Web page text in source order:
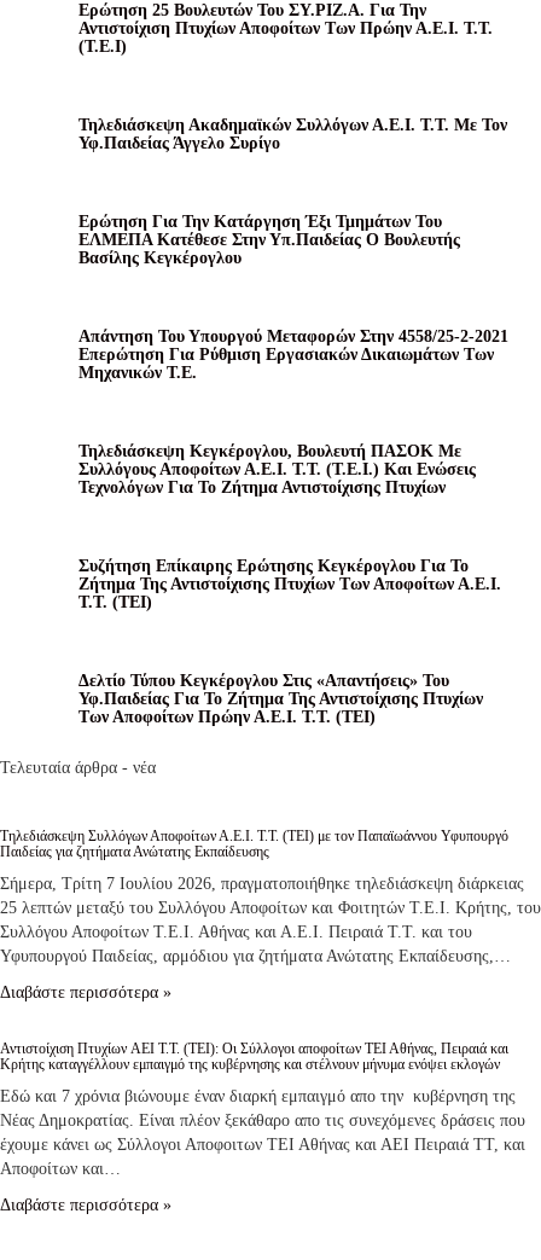
Ερώτηση 25 Βουλευτών Του ΣΥ.ΡΙΖ.Α. Για Την
Αντιστοίχιση Πτυχίων Αποφοίτων Των Πρώην Α.Ε.Ι. Τ.Τ.
(Τ.Ε.Ι)
Τηλεδιάσκεψη Ακαδημαϊκών Συλλόγων Α.Ε.Ι. Τ.Τ. Με Τον
Υφ.Παιδείας Άγγελο Συρίγο
Ερώτηση Για Την Κατάργηση Έξι Τμημάτων Του
ΕΛΜΕΠΑ Κατέθεσε Στην Υπ.Παιδείας Ο Βουλευτής
Βασίλης Κεγκέρογλου
Απάντηση Του Υπουργού Μεταφορών Στην 4558/25-2-2021
Επερώτηση Για Ρύθμιση Εργασιακών Δικαιωμάτων Των
Μηχανικών Τ.Ε.
Τηλεδιάσκεψη Κεγκέρογλου, Βουλευτή ΠΑΣΟΚ Με
Συλλόγους Αποφοίτων Α.Ε.Ι. Τ.Τ. (Τ.Ε.Ι.) Και Ενώσεις
Τεχνολόγων Για Το Ζήτημα Αντιστοίχισης Πτυχίων
Συζήτηση Επίκαιρης Ερώτησης Κεγκέρογλου Για Το
Ζήτημα Της Αντιστοίχισης Πτυχίων Των Αποφοίτων Α.Ε.Ι.
Τ.Τ. (ΤΕΙ)
Δελτίο Τύπου Κεγκέρογλου Στις «απαντήσεις» Του
Υφ.Παιδείας Για Το Ζήτημα Της Αντιστοίχισης Πτυχίων
Των Αποφοίτων Πρώην Α.Ε.Ι. Τ.Τ. (ΤΕΙ)
Τελευταία άρθρα - νέα
Τηλεδιάσκεψη Συλλόγων Αποφοίτων Α.Ε.Ι. Τ.Τ. (ΤΕΙ) με τον Παπαϊωάννου Υφυπουργό
Παιδείας για ζητήματα Ανώτατης Εκπαίδευσης
Σήμερα, Τρίτη 7 Ιουλίου 2026, πραγματοποιήθηκε τηλεδιάσκεψη διάρκειας
25 λεπτών μεταξύ του Συλλόγου Αποφοίτων και Φοιτητών Τ.Ε.Ι. Κρήτης, του
Συλλόγου Αποφοίτων Τ.Ε.Ι. Αθήνας και Α.Ε.Ι. Πειραιά Τ.Τ. και του
Υφυπουργού Παιδείας, αρμόδιου για ζητήματα Ανώτατης Εκπαίδευσης,…
Διαβάστε περισσότερα »
Αντιστοίχιση Πτυχίων AEI T.T. (ΤΕΙ): Οι Σύλλογοι αποφοίτων ΤΕΙ Αθήνας, Πειραιά και
Κρήτης καταγγέλλουν εμπαιγμό της κυβέρνησης και στέλνουν μήνυμα ενόψει εκλογών
Εδώ και 7 χρόνια βιώνουμε έναν διαρκή εμπαιγμό απο την κυβέρνηση της
Νέας Δημοκρατίας. Είναι πλέον ξεκάθαρο απο τις συνεχόμενες δράσεις που
έχουμε κάνει ως Σύλλογοι Αποφοιτων ΤΕΙ Αθήνας και ΑΕΙ Πειραιά ΤΤ, και
Αποφοίτων και…
Διαβάστε περισσότερα »